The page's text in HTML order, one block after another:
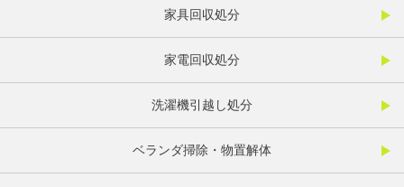
家具回収処分
家電回収処分
洗濯機引越し処分
ベランダ掃除・物置解体